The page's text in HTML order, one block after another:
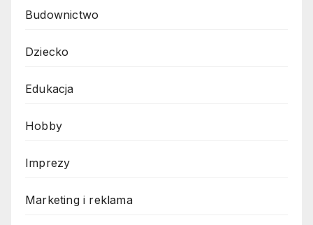
Budownictwo
Dziecko
Edukacja
Hobby
Imprezy
Marketing i reklama